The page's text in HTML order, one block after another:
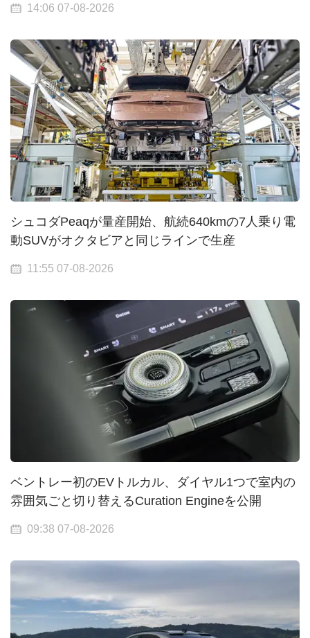
14:06 07-08-2026
シュコダPeaqが量産開始、航続640kmの7人乗り電
動SUVがオクタビアと同じラインで生産
11:55 07-08-2026
ベントレー初のEVトルカル、ダイヤル1つで室内の
雰囲気ごと切り替えるCuration Engineを公開
09:38 07-08-2026